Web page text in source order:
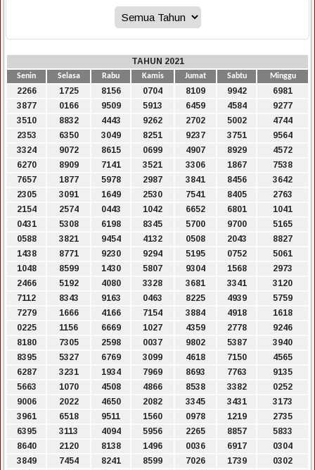
TAHUN 2021
Senin Selasa Rabu Kamis Jumat Sabtu Minggu
2266 1725 8156 0704 8109 9942
6981
3877
0166 9509 5913 6459 4584
9277
3510
8832 4443 9262 2702 5002
4744
2353
6350 3049 8251 9237 3751
9564
3324
9072 8615 0699 4907 8929
4572
6270
8909 7141 3521 3306 1867
7538
7657
1877 5978 2987 3841 8456
3642
2305
3091 1649 2530 7541 8405
2763
2154
2574 0443 1042 6652 6801
1041
0431
5308 6198 8345 5700 9700
5165
0588
3821 9454 4132 0508 2043
8827
1438
8771 9230 9294 5195 0752
5061
1048
8599 1430 5807 9304 1568
2973
2466
5192 4080 3328 3681 3341
3120
7112
8343 9163 0463 8225 4939
5759
7279
1666 4166 7154 3884 4918
1618
0225
1156 6669 1027 4359 2778
9246
8180
7305 2598 0037 9802 5387
3940
8395
5327 6769 3099 4618 7150
4565
6287
3231 1934 7969 8693 7763
9135
5663
1070 4508 4866 8538 3382
0252
9006
2022 4650 2082 3345 3431
3173
3961
6518 9511 1560 0978 1219
2735
6395
3113 4094 5956 2265 8857
5833
8640
2120 8138 1496 0036 6917
0304
3849
7454 8241 8599 7026 1739
0302